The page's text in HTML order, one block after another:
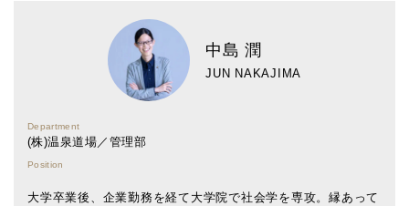
中島 潤
JUN NAKAJIMA
Department
(株)温泉道場／管理部
Position
大学卒業後、企業勤務を経て大学院で社会学を専攻。縁あって